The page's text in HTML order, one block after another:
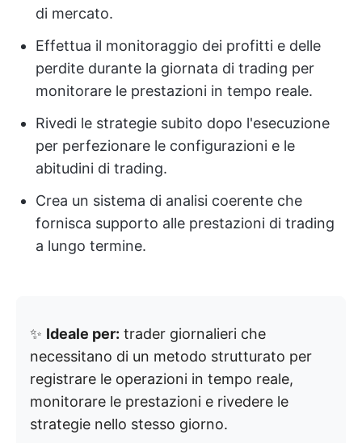
di mercato.
Effettua il monitoraggio dei profitti e delle
perdite durante la giornata di trading per
monitorare le prestazioni in tempo reale.
Rivedi le strategie subito dopo l'esecuzione
per perfezionare le configurazioni e le
abitudini di trading.
Crea un sistema di analisi coerente che
fornisca supporto alle prestazioni di trading
a lungo termine.
✨ Ideale per: trader giornalieri che
necessitano di un metodo strutturato per
registrare le operazioni in tempo reale,
monitorare le prestazioni e rivedere le
strategie nello stesso giorno.